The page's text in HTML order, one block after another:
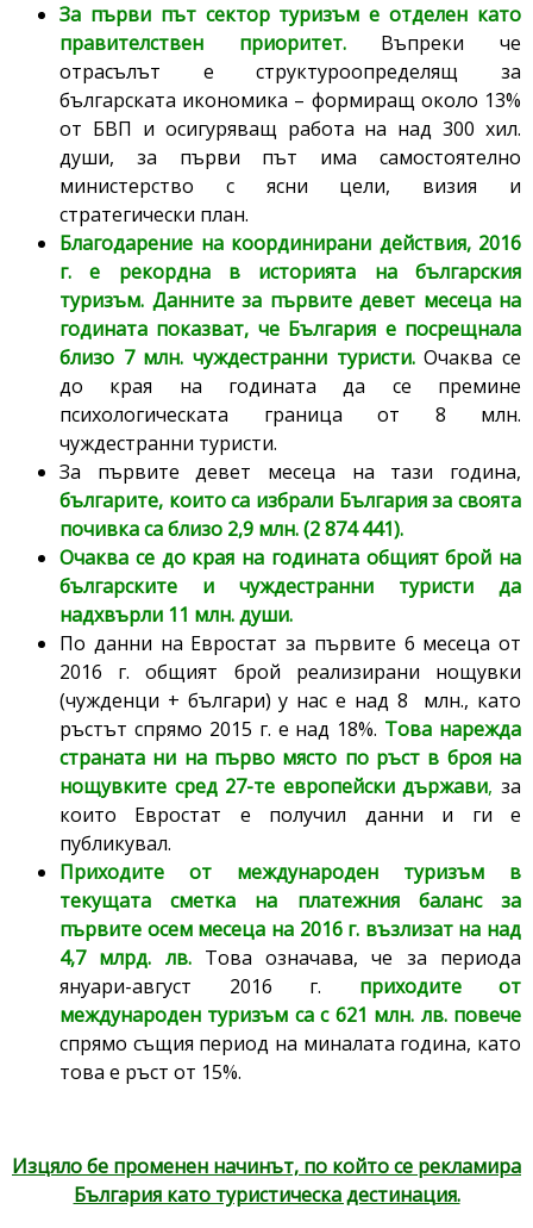
За първи път сектор туризъм е отделен като
правителствен приоритет. Въпреки че
отрасълът е структуроопределящ за
българската икономика – формиращ около 13%
от БВП и осигуряващ работа на над 300 хил.
души, за първи път има самостоятелно
министерство с ясни цели, визия и
стратегически план.
Благодарение на координирани действия, 2016
г. е рекордна в историята на българския
туризъм. Данните за първите девет месеца на
годината показват, че България е посрещнала
близо 7 млн. чуждестранни туристи. Очаква се
до края на годината да се премине
психологическата граница от 8 млн.
чуждестранни туристи.
За първите девет месеца на тази година,
българите, които са избрали България за своята
почивка са близо 2,9 млн. (2 874 441).
Очаква се до края на годината общият брой на
българските и чуждестранни туристи да
надхвърли 11 млн. души.
По данни на Евростат за първите 6 месеца от
2016 г. общият брой реализирани нощувки
(чужденци + българи) у нас е над 8 млн., като
ръстът спрямо 2015 г. е над 18%. Това нарежда
страната ни на първо място по ръст в броя на
нощувките сред 27-те европейски държави,за
които Евростат е получил данни и ги е
публикувал.
Приходите от международен туризъм в
текущата сметка на платежния баланс за
първите осем месеца на 2016 г. възлизат на над
4,7 млрд. лв. Това означава, че за периода
януари-август 2016 г. приходите от
международен туризъм са с 621 млн. лв. повече
спрямо същия период на миналата година, като
това е ръст от 15%.
Изцяло бе променен начинът, по който се рекламира
България като туристическа дестинация.